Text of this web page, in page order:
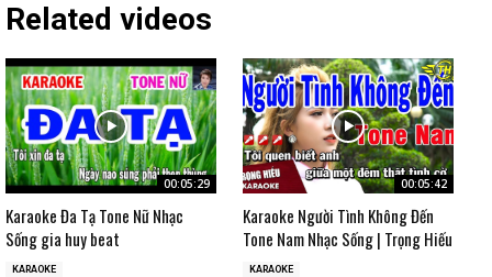
Related videos
00:05:29
Karaoke Đa Tạ Tone Nữ Nhạc
Sống gia huy beat
KARAOKE
00:05:42
Karaoke Người Tình Không Đến
Tone Nam Nhạc Sống | Trọng Hiếu
KARAOKE